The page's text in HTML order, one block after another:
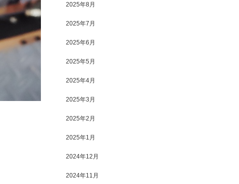
2025年8月
2025年7月
2025年6月
2025年5月
2025年4月
2025年3月
2025年2月
2025年1月
2024年12月
2024年11月